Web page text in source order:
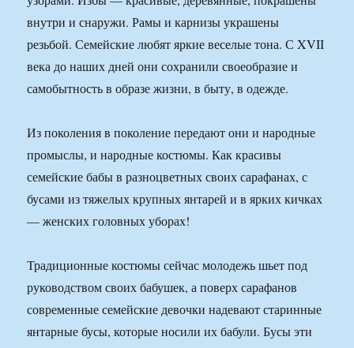
внутри и снаружи. Рамы и карнизы украшены
резьбой. Семейские любят яркие веселые тона. С XVII
века до наших дней они сохранили своеобразие и
самобытность в образе жизни, в быту, в одежде.
Из поколения в поколение передают они и народные
промыслы, и народные костюмы. Как красивы
семейские бабы в разноцветных своих сарафанах, с
бусами из тяжелых крупных янтарей и в ярких кичках
— женских головных уборах!
Традиционные костюмы сейчас молодежь шьет под
руководством своих бабушек, а поверх сарафанов
современные семейские девочки надевают старинные
янтарные бусы, которые носили их бабули. Бусы эти